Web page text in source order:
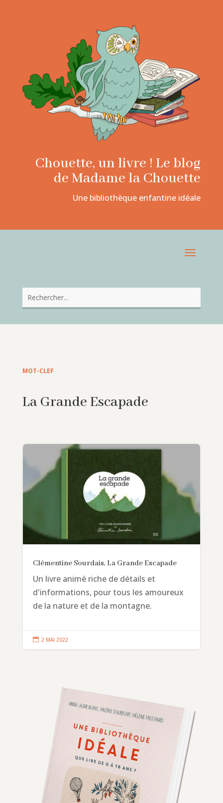
Chouette, un livre ! Le blog
de Madame la Chouette
Une bibliothèque enfantine idéale
MOT-CLEF
La Grande Escapade
Clémentine Sourdais, La Grande Escapade
Un livre animé riche de détails et
d'informations, pour tous les amoureux
de la nature et de la montagne.
 2 MAI 2022